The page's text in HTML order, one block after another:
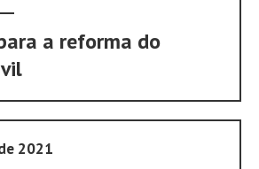
a reforma do
2021